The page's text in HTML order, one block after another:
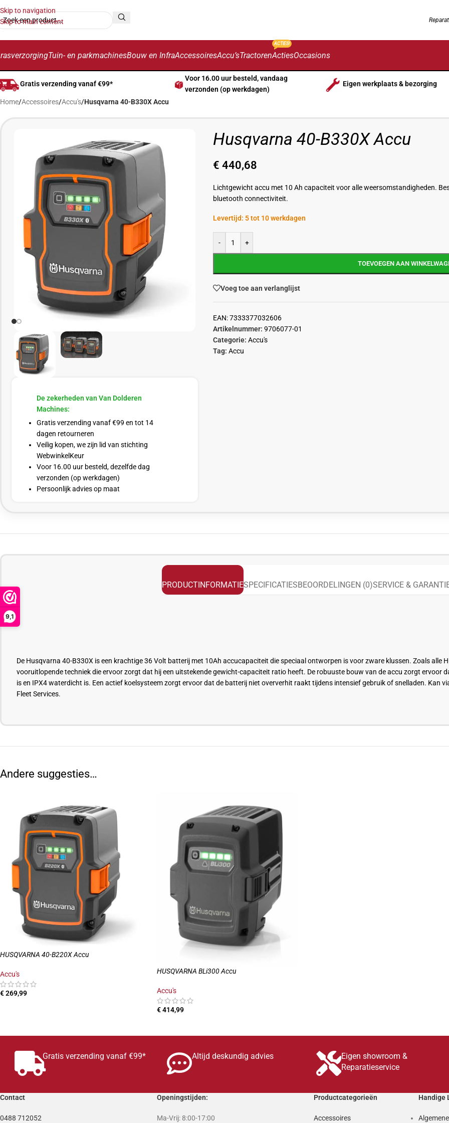
9,1
Skip to navigation
Skip to main content
Tuin- en parkmachinesBouw en InfraAccessoiresAccu’sTractorenActies
ACTIES!
Occasions
Gratis verzending vanaf €99*
Voor 16.00 uur besteld, vandaag
verzonden (op werkdagen)
Eigen werkplaats & bezorging
Home/Accessoires/Accu's/Husqvarna 40-B330X Accu
De zekerheden van Van Dolderen
Machines:
Gratis verzending vanaf €99 en tot 14
dagen retourneren
Veilig kopen, we zijn lid van stichting
WebwinkelKeur
Voor 16.00 uur besteld, dezelfde dag
verzonden (op werkdagen)
Persoonlijk advies op maat
Husqvarna 40-B330X Accu
€ 440,68
Lichtgewicht accu met 10 Ah capaciteit voor alle weersomstandigheden.
bluetooth connectiviteit.
Levertijd: 5 tot 10 werkdagen
- +
TOEVOEGEN AAN
Voeg toe aan verlanglijst
EAN:7333377032606
Artikelnummer: 9706077-01
Categorie: Accu's
Tag: Accu
PRODUCTINFORMATIESPECIFICATIESBEOORDELINGEN (0)SERVICE &
De Husqvarna 40-B330X is een krachtige 36 Volt batterij met 10Ah accucapaciteit die speciaal ontworpen is voor zware klussen. Zoals alle
vooruitlopende techniek die ervoor zorgt dat hij een uitstekende gewicht-capaciteit ratio heeft. De robuuste bouw van de accu zorgt ervoor
is en IPX4 waterdicht is. Een actief koelsysteem zorgt ervoor dat de batterij niet oververhit raakt tijdens intensief gebruik of snelladen. Kan
Fleet Services.
Andere suggesties…
HUSQVARNA 40-B220X Accu
Accu's
€269,99
HUSQVARNA BLi300 Accu
Accu's
€414,99
Gratis verzending vanaf €99* Altijd deskundig advies
Eigen showroom &
Reparatieservice
Contact
0488 712052
Openingstijden:
Ma-Vrij: 8:00-17:00
Productcategorieën
Accessoires
Handige